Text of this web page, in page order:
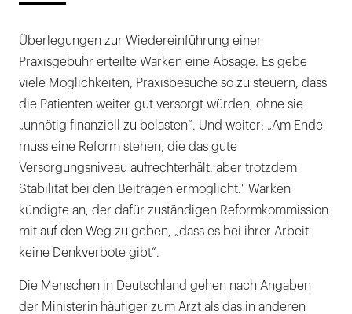
Überlegungen zur Wiedereinführung einer
Praxisgebühr erteilte Warken eine Absage. Es gebe
viele Möglichkeiten, Praxisbesuche so zu steuern, dass
die Patienten weiter gut versorgt würden, ohne sie
„unnötig finanziell zu belasten“. Und weiter: „Am Ende
muss eine Reform stehen, die das gute
Versorgungsniveau aufrechterhält, aber trotzdem
Stabilität bei den Beiträgen ermöglicht." Warken
kündigte an, der dafür zuständigen Reformkommission
mit auf den Weg zu geben, „dass es bei ihrer Arbeit
keine Denkverbote gibt“.
Die Menschen in Deutschland gehen nach Angaben
der Ministerin häufiger zum Arzt als das in anderen